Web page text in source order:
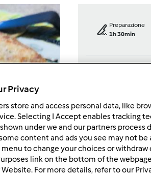
Preparazione
1h 30min
porzione/
4porzione/
Privacy
store and access personal data, like
Selecting I Accept enables tracking
under we and our partners process
content and ads you see may not be
menu to change your choices or
link on the bottom of the
For more details, refer to our